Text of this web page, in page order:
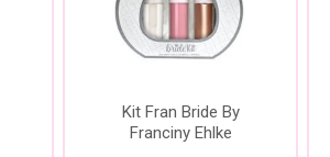
Kit Fran Bride By
Franciny Ehlke